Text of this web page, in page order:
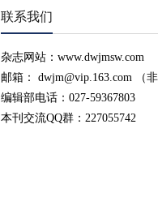
联系我们
杂志网站：www.dwjmsw.com
邮箱： dwjm@vip.163.com （
编辑部电话：027-59367803
本刊交流QQ群：227055742